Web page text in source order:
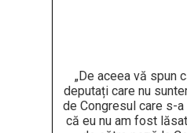
„De aceea vă spun
deputați care nu
de Congresul care s-
că eu nu am fost